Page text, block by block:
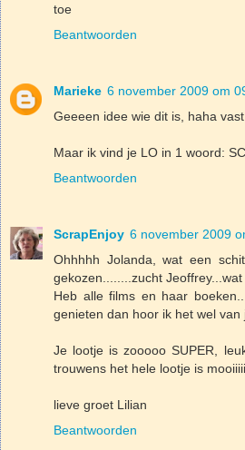
toe
Beantwoorden
Marieke 6 november 2009 om
Geeeen idee wie dit is, haha vast
Maar ik vind je LO in 1 woord:
Beantwoorden
ScrapEnjoy 6 november 2009
Ohhhhh Jolanda, wat een
gekozen........zucht Jeoffrey...wat
Heb alle films en haar
genieten dan hoor ik het wel van
Je lootje is zooooo SUPER,
trouwens het hele lootje is
lieve groet Lilian
Beantwoorden